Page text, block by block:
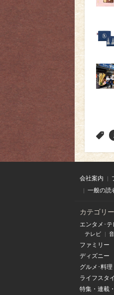
会社案内
一般の読
カテゴリー
エンタメ･テ
テレビ
ファミリー
ディズニー
グルメ･料理
ライフスタ
特集 ・ 連載 ・